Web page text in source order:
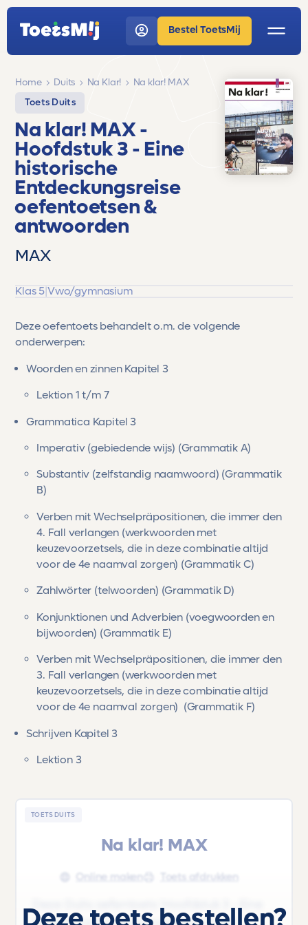
Bestel ToetsMij
Home Duits Na Klar!
Na klar! MAX
Toets Duits
Na klar! MAX-
Hoofdstuk 3 - Eine
historische
Entdeckungsreise
oefentoetsen &
antwoorden
MAX
Klas 5|Vwo/gymnasium
Deze oefentoets behandelt o.m. de volgende
onderwerpen:
Woorden en zinnen Kapitel 3
Lektion 1 t/m 7
Grammatica Kapitel 3
Imperativ (gebiedende wijs) (Grammatik A)
Substantiv (zelfstandig naamwoord) (Grammatik
B)
Verben mit Wechselpräpositionen, die immer den
4. Fall verlangen (werkwoorden met
keuzevoorzetsels, die in deze combinatie altijd
voor de 4e naamval zorgen) (Grammatik C)
Zahlwörter (telwoorden) (Grammatik D)
Konjunktionen und Adverbien (voegwoorden en
bijwoorden) (Grammatik E)
Verben mit Wechselpräpositionen, die immer den
3. Fall verlangen (werkwoorden met
keuzevoorzetsels, die in deze combinatie altijd
voor de 4e naamval zorgen) (Grammatik F)
Schrijven Kapitel 3
Lektion 3
TOETS DUITS
Na klar! MAX
Online maken Toets afdrukken
Deze Duits oefentoets 'Hoofdstuk 3 - Eine